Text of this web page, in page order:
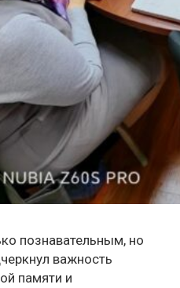
познавательным, но
важность
памяти и